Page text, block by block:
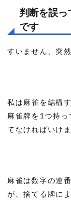
判断を誤
です
すいません、突
私は麻雀を結構
麻雀牌を1つ持
てなければいけま
麻雀は数字の連
が、捨てる牌に